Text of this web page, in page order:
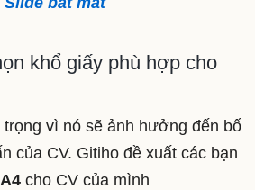
khổ giấy phù hợp cho
vì nó sẽ ảnh hưởng đến bố
của CV. Gitiho đề xuất các bạn
A4 cho CV của mình